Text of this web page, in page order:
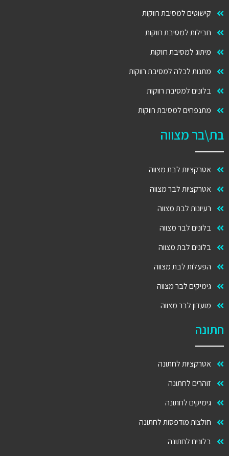
קישוטים למסיבת רווקות
חבילות למסיבת רווקות
מיתוג למסיבת רווקות
מתנות לכלה למסיבת רווקות
בלונים למסיבת רווקות
מתנפחים למסיבת רווקות
בת\בר מצווה
אטרקציות לבת מצווה
אטרקציות לבר מצווה
רעיונות לבת מצווה
בלונים לבר מצווה
בלונים לבת מצווה
הפעלות לבת מצווה
גימיקים לבר מצווה
מועדון לבר מצווה
חתונה
אטרקציות לחתונה
זוהרים לחתונה
גימיקים לחתונה
חולצות מודפסות לחתונה
בלונים לחתונה